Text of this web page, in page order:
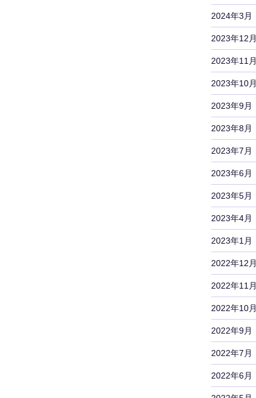
2024年3月
2023年12月
2023年11月
2023年10月
2023年9月
2023年8月
2023年7月
2023年6月
2023年5月
2023年4月
2023年1月
2022年12月
2022年11月
2022年10月
2022年9月
2022年7月
2022年6月